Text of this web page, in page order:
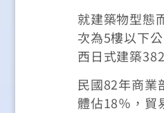
就建築物型態
次為5樓以下
西日式建築
民國82年商業
體佔18％，貿